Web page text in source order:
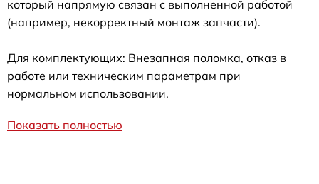
который напрямую связан с выполненной работой
(например, некорректный монтаж запчасти).
Для комплектующих: Внезапная поломка, отказ в
работе или техническим параметрам при
нормальном использовании.
Показать полностью